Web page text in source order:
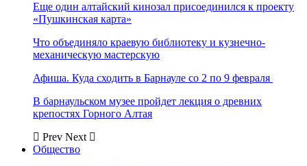
Еще один алтайский кинозал присоединился к проекту
«Пушкинская карта»
Что объединяло краевую библиотеку и кузнечно-
механическую мастерскую
Афиша. Куда сходить в Барнауле со 2 по 9 февраля
В барнаульском музее пройдет лекция о древних
крепостях Горного Алтая
Prev Next
Общество